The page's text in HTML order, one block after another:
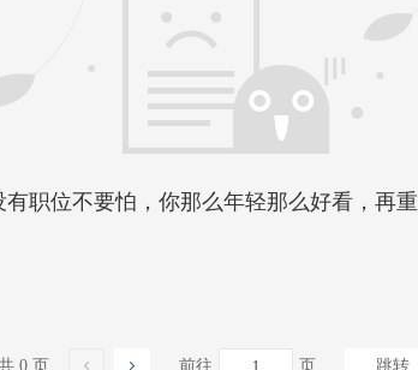
有职位不要怕，你那么年轻那么好看，再
0 页 前往 页 跳转